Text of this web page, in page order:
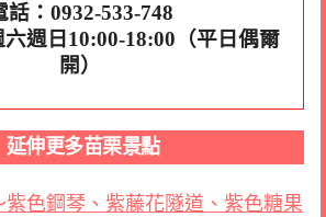
話：0932-533-748
週日10:00-18:00（平日偶爾
開）
延伸更多苗栗景點
色鋼琴、紫藤花隧道、紫色糖果